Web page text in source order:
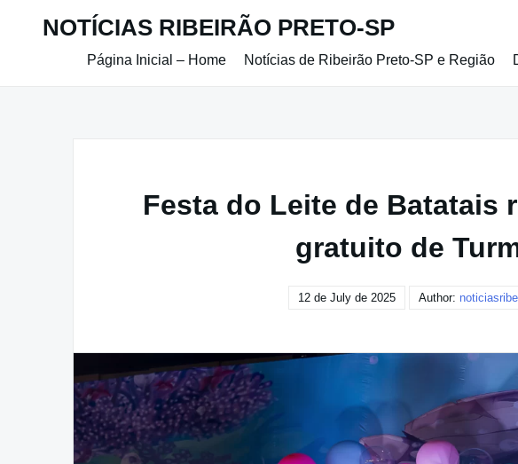
NOTÍCIAS RIBEIRÃO PRETO-SP
Página Inicial – Home Notícias de Ribeirão Preto-SP e Região
Festa do Leite de Batatais
gratuito de
12 de July de 2025 Author: